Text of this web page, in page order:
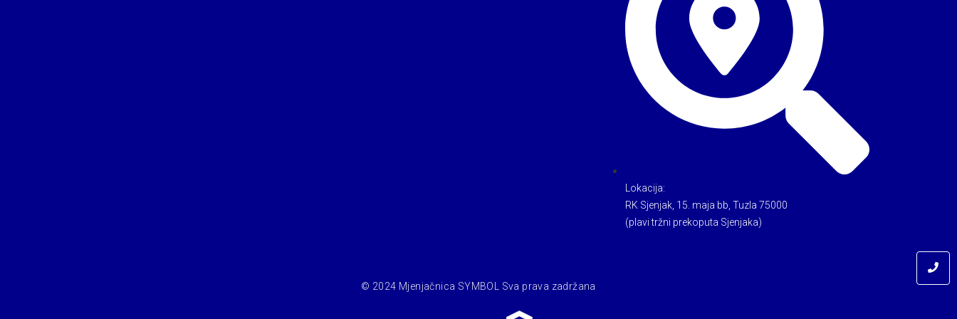
Lokacija:
RK Sjenjak, 15. maja bb, Tuzla 75000
(plavi tržni prekoputa Sjenjaka)
© 2024 Mjenjačnica SYMBOL Sva prava zadržana